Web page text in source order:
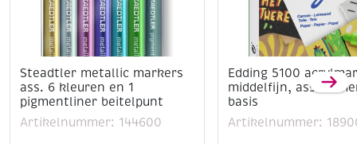
Steadtler metallic markers
ass. 6 kleuren en 1
pigmentliner beitelpunt
Artikelnummer: 144600
Edding 5100
middelfijn,
basis
Artikelnummer: